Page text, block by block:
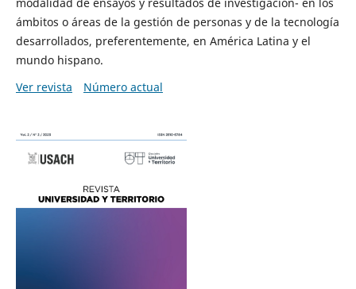
modalidad de ensayos y resultados de investigación- en los
ámbitos o áreas de la gestión de personas y de la tecnología
desarrollados, preferentemente, en América Latina y el
mundo hispano.
Ver revista
Número actual